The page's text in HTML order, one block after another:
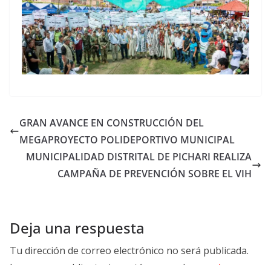
GRAN AVANCE EN CONSTRUCCIÓN DEL
MEGAPROYECTO POLIDEPORTIVO MUNICIPAL
MUNICIPALIDAD DISTRITAL DE PICHARI REALIZA
CAMPAÑA DE PREVENCIÓN SOBRE EL VIH
Deja una respuesta
Tu dirección de correo electrónico no será publicada.